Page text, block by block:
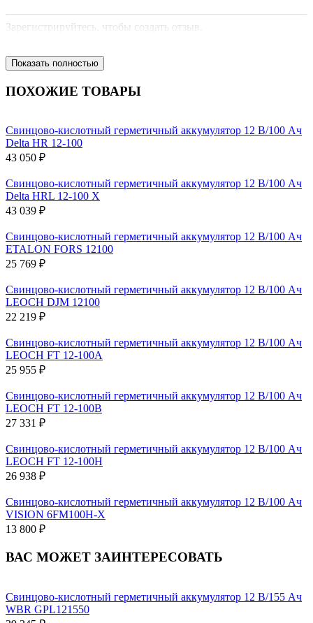
Зарегистрируйтесь, чтобы создать отзыв.
Показать полностью
ПОХОЖИЕ ТОВАРЫ
Свинцово-кислотный герметичный аккумулятор 12 В/100 Ач
Delta HR 12-100
43 050 ₽
Свинцово-кислотный герметичный аккумулятор 12 В/100 Ач
Delta HRL 12-100 X
43 039 ₽
Свинцово-кислотный герметичный аккумулятор 12 В/100 Ач
ETALON FORS 12100
25 769 ₽
Свинцово-кислотный герметичный аккумулятор 12 В/100 Ач
LEOCH DJM 12100
22 219 ₽
Свинцово-кислотный герметичный аккумулятор 12 В/100 Ач
LEOCH FT 12-100A
25 955 ₽
Свинцово-кислотный герметичный аккумулятор 12 В/100 Ач
LEOCH FT 12-100B
27 331 ₽
Свинцово-кислотный герметичный аккумулятор 12 В/100 Ач
LEOCH FT 12-100H
26 938 ₽
Свинцово-кислотный герметичный аккумулятор 12 В/100 Ач
VISION 6FM100H-X
13 800 ₽
ВАС МОЖЕТ ЗАИНТЕРЕСОВАТЬ
Свинцово-кислотный герметичный аккумулятор 12 В/155 Ач
WBR GPL121550